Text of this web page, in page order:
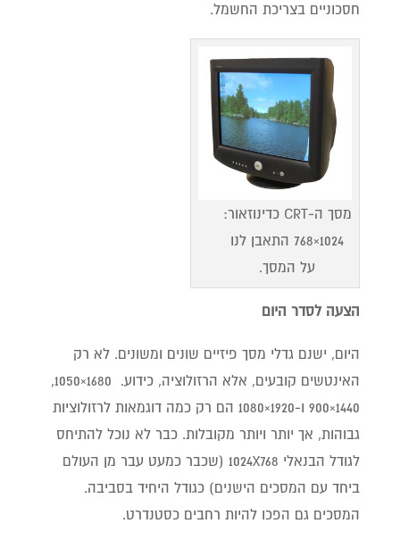
חסכוניים בצריכת החשמל.
מסך ה-CRT כדינוזאור:
1024×768 התאבן לנו
על המסך.
הצעה לסדר היום
היום, ישנם גדלי מסך פיזיים שונים ומשונים. לא רק
האינטשים קובעים, אלא הרזולוציה, כידוע. 1680×1050,
1440×900 ו-1920×1080 הם רק כמה דוגמאות לרזולוציות
גבוהות, אך יותר ויותר מקובלות. כבר לא נוכל להתיחס
לגודל הבנאלי 1024X768 (שכבר כמעט עבר מן העולם
ביחד עם המסכים הישנים) כגודל היחיד בסביבה.
המסכים גם הפכו להיות רחבים כסטנדרט.